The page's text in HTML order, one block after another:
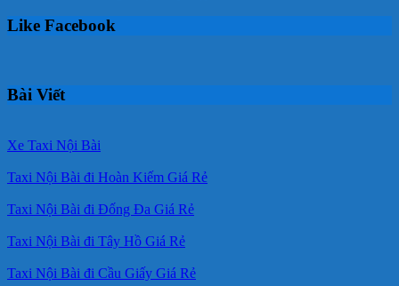
Like Facebook
Bài Viết
Xe Taxi Nội Bài
Taxi Nội Bài đi Hoàn Kiếm Giá Rẻ
Taxi Nội Bài đi Đống Đa Giá Rẻ
Taxi Nội Bài đi Tây Hồ Giá Rẻ
Taxi Nội Bài đi Cầu Giấy Giá Rẻ